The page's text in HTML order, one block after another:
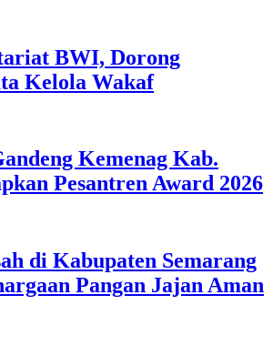
BWI, Dorong
Kelola Wakaf
Kemenag Kab.
Pesantren Award 2026
di Kabupaten Semarang
Pangan Jajan Aman